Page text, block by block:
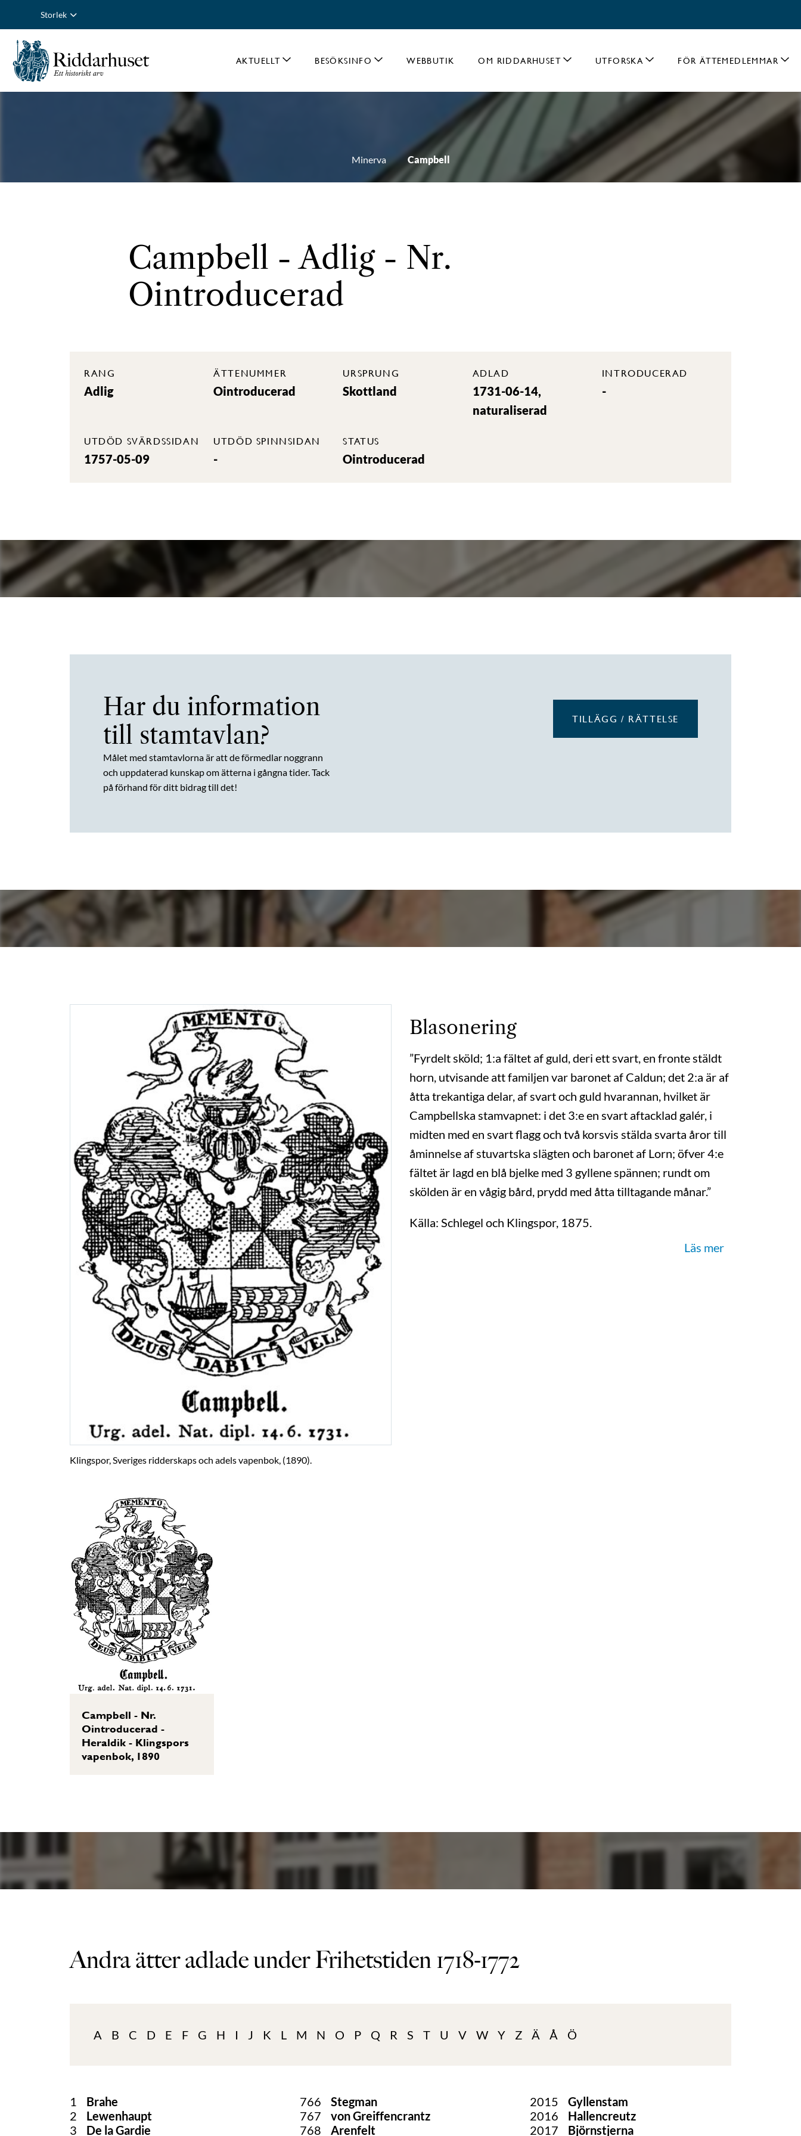
Storlek
AKTUELLT BESÖKSINFO WEBBUTIK OM RIDDARHUSET UTFORSKA FÖR ÄTTEMEDLEMMAR
Minerva Campbell
Campbell - Adlig - Nr.
Ointroducerad
RANG
Adlig
ÄTTENUMMER
Ointroducerad
URSPRUNG
Skottland
ADLAD
1731-06-14,
naturaliserad
INTRODUCERAD
-
UTDÖD SVÄRDSSIDAN
1757-05-09
UTDÖD SPINNSIDAN
-
STATUS
Ointroducerad
Har du information
till stamtavlan?
Målet med stamtavlorna är att de förmedlar noggrann
och uppdaterad kunskap om ätterna i gångna tider. Tack
på förhand för ditt bidrag till det!
TILLÄGG / RÄTTELSE
Klingspor, Sveriges ridderskaps och adels vapenbok, (1890).
Blasonering
”Fyrdelt sköld; 1:a fältet af guld, deri ett svart, en fronte stäldt
horn, utvisande att familjen var baronet af Caldun; det 2:a är af
åtta trekantiga delar, af svart och guld hvarannan, hvilket är
Campbellska stamvapnet: i det 3:e en svart aftacklad galér, i
midten med en svart flagg och två korsvis stälda svarta åror till
åminnelse af stuvartska slägten och baronet af Lorn; öfver 4:e
fältet är lagd en blå bjelke med 3 gyllene spännen; rundt om
skölden är en vågig bård, prydd med åtta tilltagande månar.”
Källa: Schlegel och Klingspor, 1875.
Läs mer
Campbell - Nr.
Ointroducerad -
Heraldik - Klingspors
vapenbok, 1890
Andra ätter adlade under Frihetstiden 1718-1772
A B C D E F G H I J K L M N O P Q R S T U V W Y Z Ä Å Ö
1
Brahe
2
Lewenhaupt
3
De la Gardie
766
Stegman
767
von Greiffencrantz
768
Arenfelt
2015
Gyllenstam
2016
Hallencreutz
2017
Björnstjerna